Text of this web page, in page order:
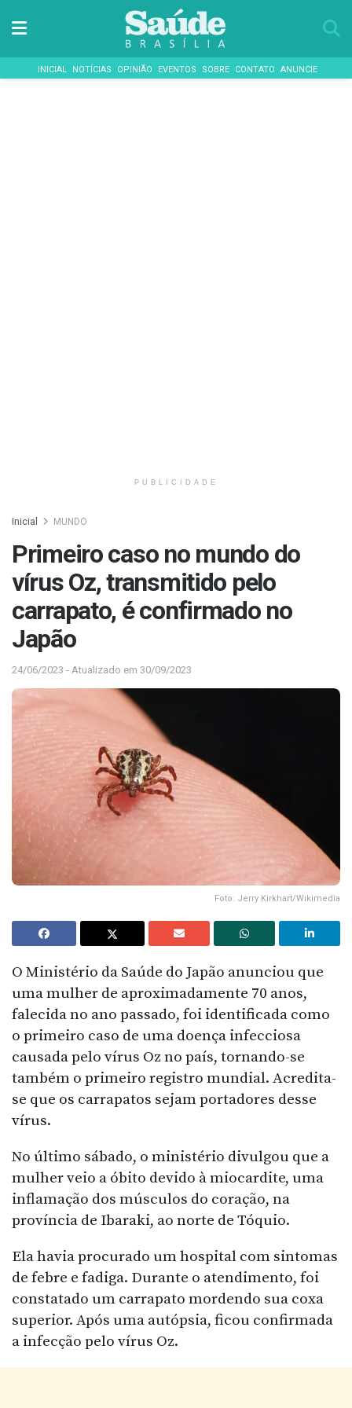
INICIAL NOTÍCIAS OPINIÃO EVENTOS SOBRE CONTATO ANUNCIE
PUBLICIDADE
Inicial MUNDO
Primeiro caso no mundo do
vírus Oz, transmitido pelo
carrapato, é confirmado no
Japão
24/06/2023 - Atualizado em 30/09/2023
Foto: Jerry Kirkhart/Wikimedia
O Ministério da Saúde do Japão anunciou que
uma mulher de aproximadamente 70 anos,
falecida no ano passado, foi identificada como
o primeiro caso de uma doença infecciosa
causada pelo vírus Oz no país, tornando-se
também o primeiro registro mundial. Acredita-
se que os carrapatos sejam portadores desse
vírus.
No último sábado, o ministério divulgou que a
mulher veio a óbito devido à miocardite, uma
inflamação dos músculos do coração, na
província de Ibaraki, ao norte de Tóquio.
Ela havia procurado um hospital com sintomas
de febre e fadiga. Durante o atendimento, foi
constatado um carrapato mordendo sua coxa
superior. Após uma autópsia, ficou confirmada
a infecção pelo vírus Oz.